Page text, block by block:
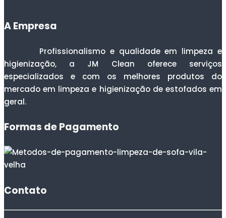
A Empresa
Profissionalismo e qualidade em limpeza e
higienização, a JM Clean oferece serviços
especializados e com os melhores produtos do
mercado em limpeza e higienização de estofados em
geral.
Formas de Pagamento
Contato